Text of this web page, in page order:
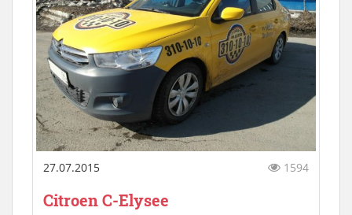
27.07.2015 1594
Citroen C-Elysee